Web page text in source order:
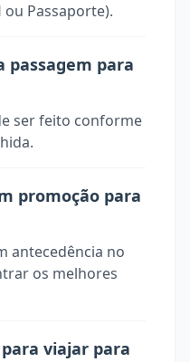
ou Passaporte).
passagem para
ser feito conforme
promoção para
antecedência no
os melhores
viajar para